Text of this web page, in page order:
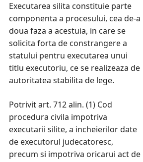
Executarea silita constituie parte
componenta a procesului, cea de-a
doua faza a acestuia, in care se
solicita forta de constrangere a
statului pentru executarea unui
titlu executoriu, ce se realizeaza de
autoritatea stabilita de lege.
Potrivit art. 712 alin. (1) Cod
procedura civila impotriva
executarii silite, a incheierilor date
de executorul judecatoresc,
precum si impotriva oricarui act de